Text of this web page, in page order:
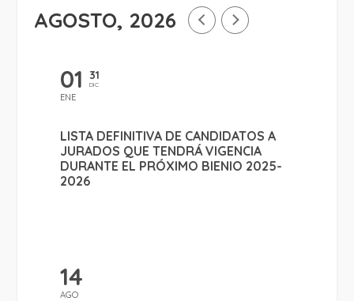
AGOSTO, 2026
01
ENE
31
DIC
LISTA DEFINITIVA DE CANDIDATOS A
JURADOS QUE TENDRÁ VIGENCIA
DURANTE EL PRÓXIMO BIENIO 2025-
2026
14
AGO